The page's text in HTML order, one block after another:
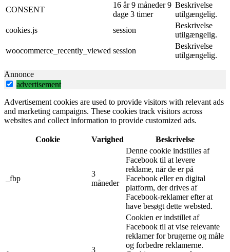
CONSENT
16 år 9 måneder 9
dage 3 timer
Beskrivelse
utilgængelig.
cookies.js
session
Beskrivelse
utilgængelig.
woocommerce_recently_viewed session
Beskrivelse
utilgængelig.
Annonce
advertisement
Advertisement cookies are used to provide visitors with relevant ads
and marketing campaigns. These cookies track visitors across
websites and collect information to provide customized ads.
Cookie Varighed Beskrivelse
_fbp
3
måneder
Denne cookie indstilles af
Facebook til at levere
reklame, når de er på
Facebook eller en digital
platform, der drives af
Facebook-reklamer efter at
have besøgt dette websted.
3
Cookien er indstillet af
Facebook til at vise relevante
reklamer for brugerne og måle
og forbedre reklamerne.